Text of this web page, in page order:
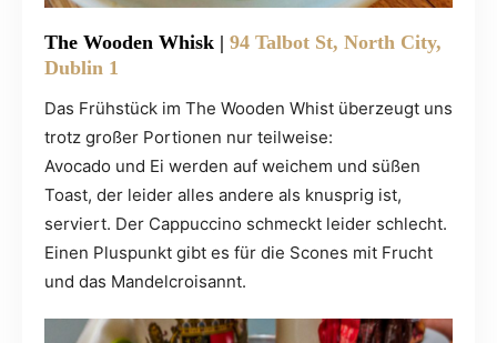
The Wooden Whisk | 94 Talbot St, North City,
Dublin 1
Das Frühstück im The Wooden Whist überzeugt uns
trotz großer Portionen nur teilweise:
Avocado und Ei werden auf weichem und süßen
Toast, der leider alles andere als knusprig ist,
serviert. Der Cappuccino schmeckt leider schlecht.
Einen Pluspunkt gibt es für die Scones mit Frucht
und das Mandelcroisannt.